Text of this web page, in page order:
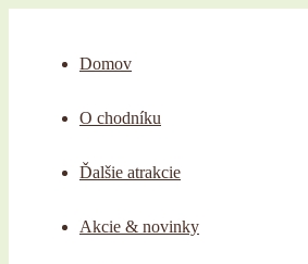
Domov
O chodníku
Ďalšie atrakcie
Akcie & novinky